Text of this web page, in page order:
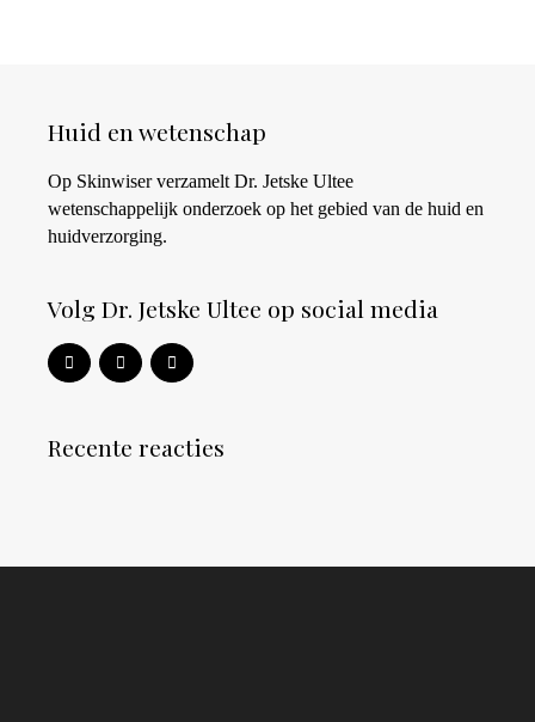
Huid en wetenschap
Op Skinwiser verzamelt Dr. Jetske Ultee
wetenschappelijk onderzoek op het gebied van de huid en
huidverzorging.
Volg Dr. Jetske Ultee op social media
Recente reacties